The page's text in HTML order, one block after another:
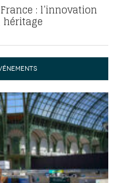
: l’innovation